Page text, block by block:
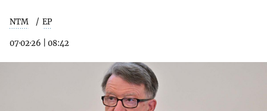
NTM EP
07·02·26 08:42